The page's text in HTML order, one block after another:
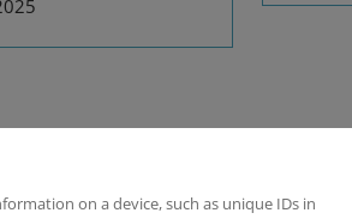
Quiénes somos
on a device, such as unique IDs in